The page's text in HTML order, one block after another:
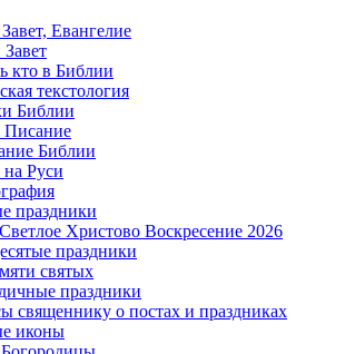
Евангелие
кто в Библии
текстология
Библии
Писание
Библии
Руси
праздники
Христово Воскресение 2026
праздники
святых
праздники
священнику о постах и праздниках
иконы